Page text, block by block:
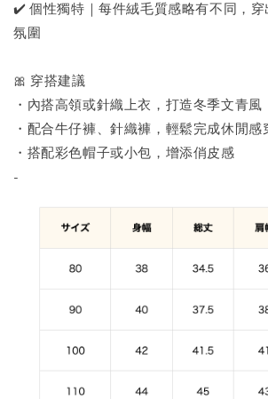
✔️ 個性獨特｜每件絨毛質感略有不同，穿
氛圍
🎀 穿搭建議
・內搭高領或針織上衣，打造冬季文青風
・配合牛仔褲、針織褲，輕鬆完成休閒感
・搭配彩色帽子或小包，增添俏皮感
-